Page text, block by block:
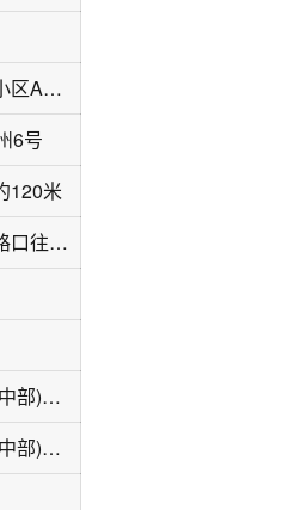
海南省海口市秀英区海秀西路北侧金银小区A栋1层107号
6号
120米
海口市秀英区丘海大道与水头村路交叉路口往西约260米
海口市秀英区富集路海口市第一中学(高中部)北侧约170米
海口市秀英区富康路海口市第一中学(高中部)东北侧约280米